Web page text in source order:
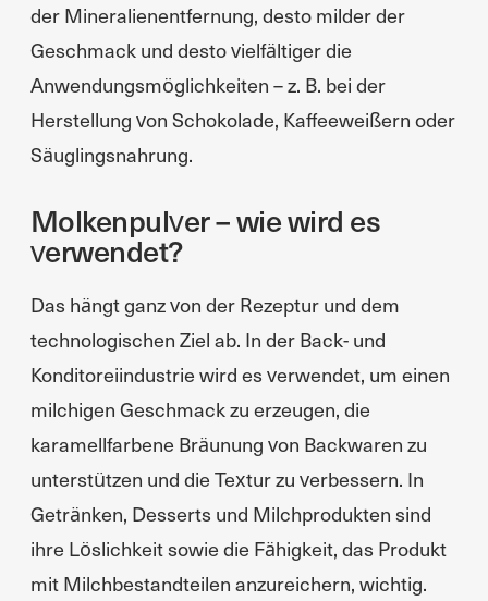
der Mineralienentfernung, desto milder der
Geschmack und desto vielfältiger die
Anwendungsmöglichkeiten – z. B. bei der
Herstellung von Schokolade, Kaffeeweißern oder
Säuglingsnahrung.
Molkenpulver – wie wird es
verwendet?
Das hängt ganz von der Rezeptur und dem
technologischen Ziel ab. In der Back- und
Konditoreiindustrie wird es verwendet, um einen
milchigen Geschmack zu erzeugen, die
karamellfarbene Bräunung von Backwaren zu
unterstützen und die Textur zu verbessern. In
Getränken, Desserts und Milchprodukten sind
ihre Löslichkeit sowie die Fähigkeit, das Produkt
mit Milchbestandteilen anzureichern, wichtig.